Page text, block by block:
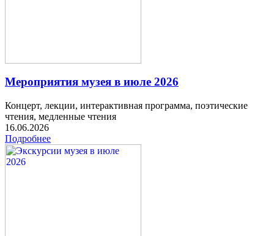
Мероприятия музея в июле 2026
Концерт, лекции, интерактивная программа, поэтические
чтения, медленные чтения
16.06.2026
Подробнее